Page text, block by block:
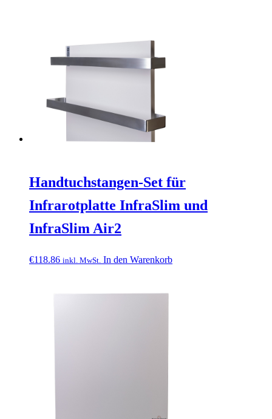
Handtuchstangen-Set für
Infrarotplatte InfraSlim und
InfraSlim Air2
€118.86 inkl. MwSt. In den Warenkorb